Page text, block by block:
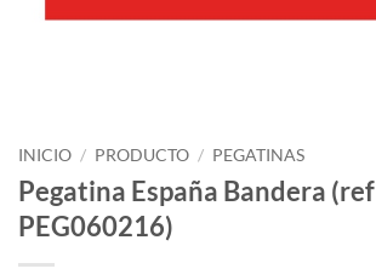
INICIO / PRODUCTO / PEGATINAS
Pegatina España Bandera (ref
PEG060216)